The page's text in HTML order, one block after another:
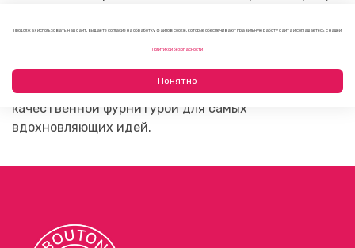
проекту. Заказывайте онлайн с доставкой по
России или приходите в наши магазины в Москве и
Санкт‑Петербурге — доступны опт и розница.
Творите с удовольствием, а мы обеспечим вас
качественной фурнитурой для самых
вдохновляющих идей.
Продолжая использовать наш сайт, вы даете согласие на обработку файлов cookie, которые обеспечивают правильную работу сайта и соглашаетесь с нашей
Политикой безопасности
Понятно